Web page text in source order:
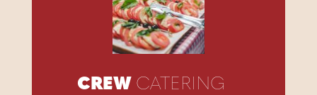
CREW CATERING